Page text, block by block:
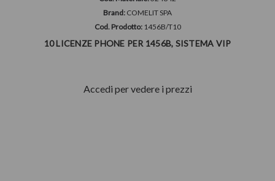
Brand: COMELIT SPA
Cod. Prodotto: 1456B/T10
10 LICENZE PHONE PER 1456B, SISTEMA VIP
Accedi per vedere i prezzi